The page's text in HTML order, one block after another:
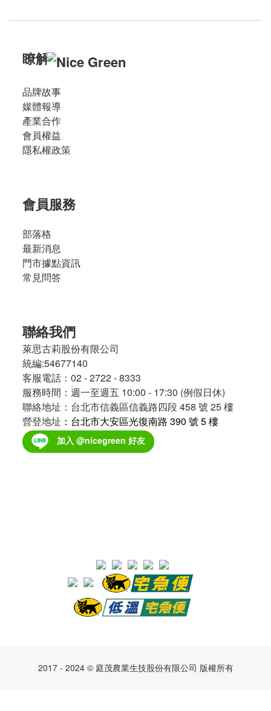
瞭解
品牌故事
媒體報導
產業合作
會員權益
隱私權政策
會員服務
部落格
最新消息
門市據點資訊
常見問答
聯絡我們
萊思古莉股份有限公司
統編:54677140
客服電話：02 - 2722 - 8333
服務時間：週一至週五 10:00 - 17:30 (例假日休)
聯絡地址：台北市信義區信義路四段 458 號 25 樓
營登地址 ：台北市大安區光復南路 390 號 5 樓
加入 @nicegreen 好友
2017 - 2024 © 庭茂農業生技股份有限公司 版權所有